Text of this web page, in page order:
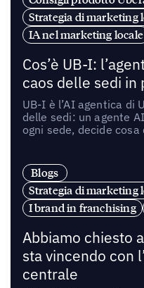
Strategia di marketing
IA nel marketing locale
Cos’è UB-I:
caos delle sedi
UB-I è l’AI agentica di
delle sedi: un agente
ogni sede, decide
Blogs
Strategia di marketing
I brand in franchising
Abbiamo chiesto
sta vincendo con
centrale